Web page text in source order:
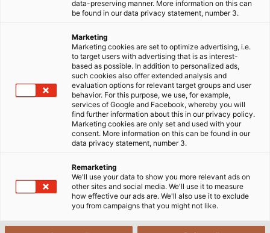
HELUKABEL VIETNAM
Sử dụng cáp chôn trực tiếp dưới đấtmang lại nhiều
lợi ích thiết thực, trước hết phải kể đến khả năng tiết
kiệm chi phí và thời gian thi công. Đồng thời, phương
thức thi công này linh hoạt trong ứng dụng, phù hợp
với hạ tầng đô thị, hệ thống năng lượng mặt trời hay
các khu công nghiệp. Việc chôn cáp trực tiếp dưới
đất đòi hỏi sản phẩm phải vừa bền bỉ vừa an toàn để
SOLARFLEX
data-preserving manner. More information on this can
be found in our data privacy statement, number 3.
Marketing
Marketing cookies are set to optimize advertising, i.e.
to target users with advertising that is as interest-
based as possible. In addition to personalized ads,
such cookies also offer extended analysis and
evaluation options for relevant target groups and user
behavior. For this purpose, we use, for example,
services of Google and Facebook, whereby you will
find further information about this in our privacy policy.
Marketing cookies are only set and used with your
consent. More information on this can be found in our
data privacy statement, number 3.
Remarketing
We'll use your data to show you more relevant ads on
other sites and social media. We'll use it to measure
how effective our ads are. We'll also use it to exclude
you from campaigns that you might not like.